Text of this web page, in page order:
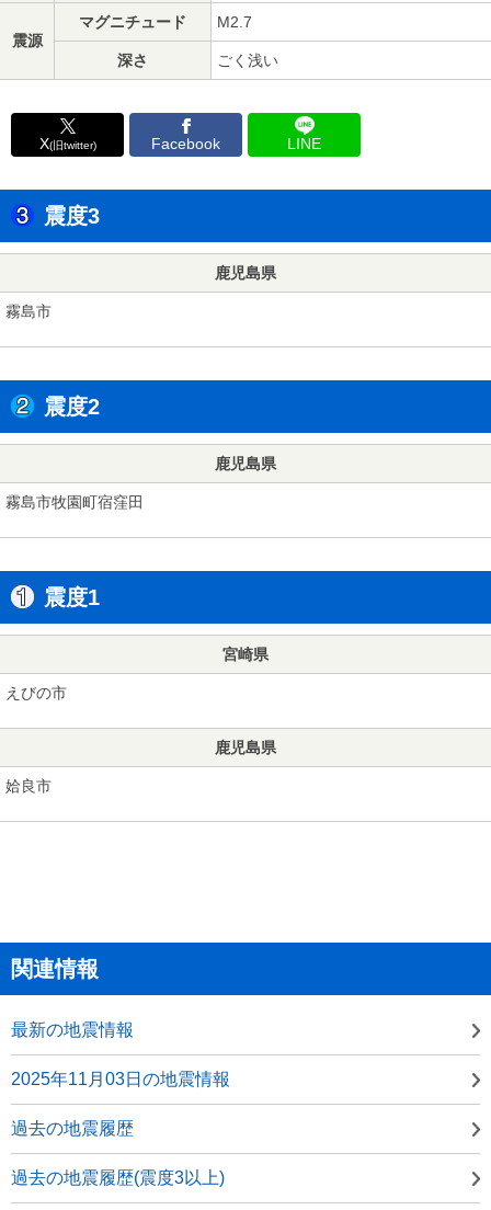
震源
マグニチュード M2.7
深さ ごく浅い
X(旧twitter) Facebook LINE
震度3
鹿児島県
霧島市
震度2
鹿児島県
霧島市牧園町宿窪田
震度1
宮崎県
えびの市
鹿児島県
姶良市
関連情報
最新の地震情報
2025年11月03日の地震情報
過去の地震履歴
過去の地震履歴(震度3以上)